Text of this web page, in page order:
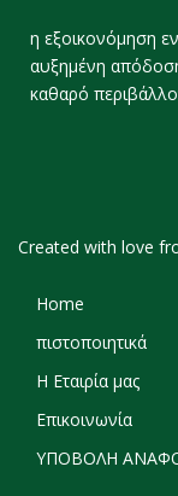
η εξοικονόμηση
αυξημένη
καθαρό
Created with love
Home
πιστοποιητικά
Η Εταιρία μας
Επικοινωνία
ΥΠΟΒΟΛΗ